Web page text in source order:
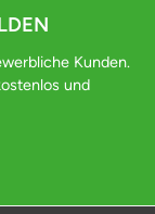
Kunden.
und